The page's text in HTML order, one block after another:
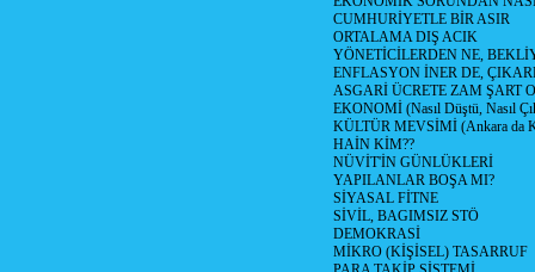
CUMHURİYETLE BİR ASIR
ORTALAMA DIŞ ACIK
YÖNETİCİLERDEN NE,
ENFLASYON İNER DE,
ASGARİ ÜCRETE ZAM ŞART
EKONOMİ (Nasıl Düştü, Nasıl
KÜLTÜR MEVSİMİ (Ankara da
HAİN KİM??
NÜVİT'İN GÜNLÜKLERİ
YAPILANLAR BOŞA MI?
SİYASAL FİTNE
SİVİL, BAGIMSIZ STÖ
DEMOKRASİ
MİKRO (KİŞİSEL) TASARRUF